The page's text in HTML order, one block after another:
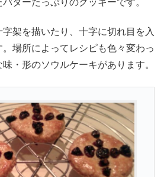
ターたっぷりのクッキーです。
架を描いたり、十字に切れ目を入
場所によってレシピも色々変わっ
・形のソウルケーキがあります。